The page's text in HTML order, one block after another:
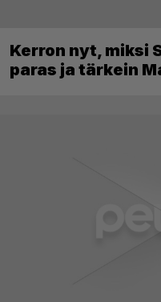
Kerron nyt, miksi
paras ja tärkein